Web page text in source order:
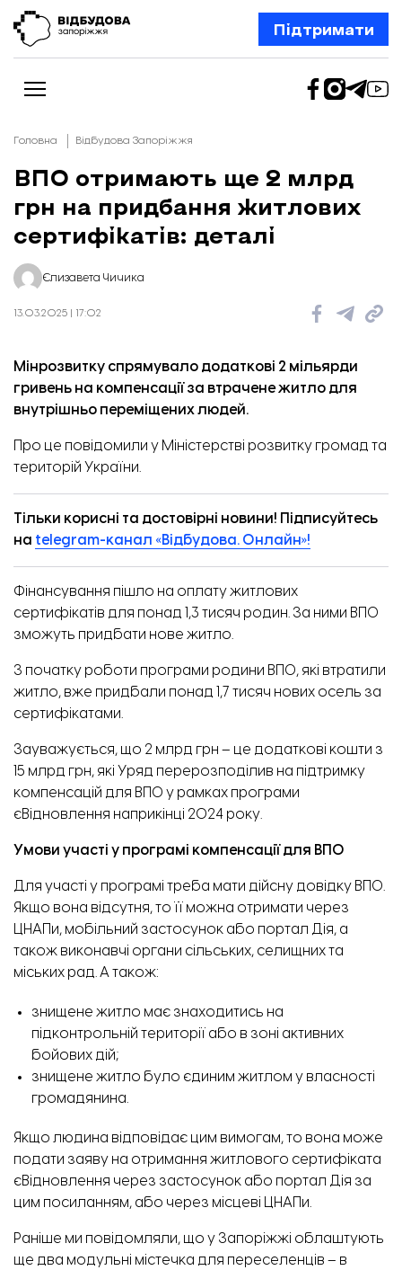
Підтримати
Новини
Відбудова Запоріжжя
Ексклюзив
Бізнес
Шлях додому
Відбудова. Життя
Про нас
Головна Відбудова Запоріжжя
ВПО отримають ще 2 млрд
грн на придбання житлових
сертифікатів: деталі
Єлизавета Чичика
13.03.2025 | 17:02
Мінрозвитку спрямувало додаткові 2 мільярди
гривень на компенсації за втрачене житло для
внутрішньо переміщених людей.
Про це повідомили у Міністерстві розвитку громад та
територій України.
Тільки корисні та достовірні новини! Підписуйтесь
на telegram-канал «Відбудова. Онлайн»!
Фінансування пішло на оплату житлових
сертифікатів для понад 1,3 тисяч родин. За ними ВПО
зможуть придбати нове житло.
З початку роботи програми родини ВПО, які втратили
житло, вже придбали понад 1,7 тисяч нових осель за
сертифікатами.
Зауважується, що 2 млрд грн – це додаткові кошти з
15 млрд грн, які Уряд перерозподілив на підтримку
компенсацій для ВПО у рамках програми
єВідновлення наприкінці 2024 року.
Умови участі у програмі компенсації для ВПО
Для участі у програмі треба мати дійсну довідку ВПО.
Якщо вона відсутня, то її можна отримати через
ЦНАПи, мобільний застосунок або портал Дія, а
також виконавчі органи сільських, селищних та
міських рад.А також:
знищене житло має знаходитись на
підконтрольній території або в зоні активних
бойових дій;
знищене житло було єдиним житлом у власності
громадянина.
Якщо людина відповідає цим вимогам, то вона може
подати заяву на отримання житлового сертифіката
єВідновлення через застосунок або портал Дія за
цим посиланням, або через місцеві ЦНАПи.
Раніше ми повідомляли, що у Запоріжжі облаштують
ще два модульні містечка для переселенців – в